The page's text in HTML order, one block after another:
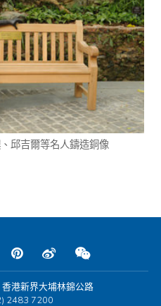
邱吉爾等名人鑄造銅像
港新界大埔林錦公路
2483 7200